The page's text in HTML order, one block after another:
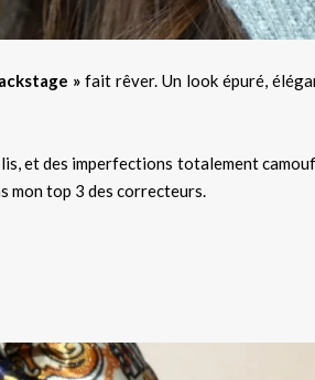
»fait rêver. Un look épuré,
et des imperfections totalement
mon top 3 des correcteurs.